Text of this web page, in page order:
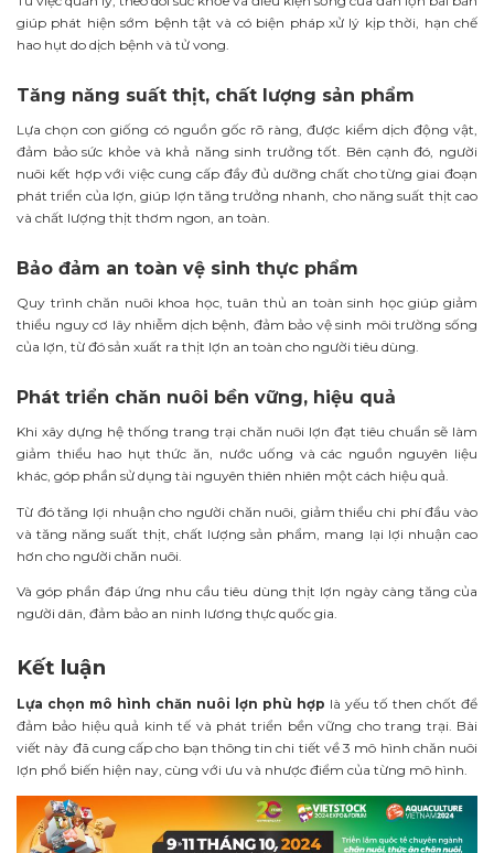
giúp phát hiện sớm bệnh tật và có biện pháp xử lý kịp thời, hạn chế
hao hụt do dịch bệnh và tử vong.
Tăng năng suất thịt, chất lượng sản phẩm
Lựa chọn con giống có nguồn gốc rõ ràng, được kiểm dịch động vật,
đảm bảo sức khỏe và khả năng sinh trưởng tốt. Bên cạnh đó, người
nuôi kết hợp với việc cung cấp đầy đủ dưỡng chất cho từng giai đoạn
phát triển của lợn, giúp lợn tăng trưởng nhanh, cho năng suất thịt cao
và chất lượng thịt thơm ngon, an toàn.
Bảo đảm an toàn vệ sinh thực phẩm
Quy trình chăn nuôi khoa học, tuân thủ an toàn sinh học giúp giảm
thiểu nguy cơ lây nhiễm dịch bệnh, đảm bảo vệ sinh môi trường sống
của lợn, từ đó sản xuất ra thịt lợn an toàn cho người tiêu dùng.
Phát triển chăn nuôi bền vững, hiệu quả
Khi xây dựng hệ thống trang trại chăn nuôi lợn đạt tiêu chuẩn sẽ làm
giảm thiểu hao hụt thức ăn, nước uống và các nguồn nguyên liệu
khác, góp phần sử dụng tài nguyên thiên nhiên một cách hiệu quả.
Từ đó tăng lợi nhuận cho người chăn nuôi, giảm thiểu chi phí đầu vào
và tăng năng suất thịt, chất lượng sản phẩm, mang lại lợi nhuận cao
hơn cho người chăn nuôi.
Và góp phần đáp ứng nhu cầu tiêu dùng thịt lợn ngày càng tăng của
người dân, đảm bảo an ninh lương thực quốc gia.
Kết luận
Lựa chọn mô hình chăn nuôi lợn phù hợp là yếu tố then chốt để
đảm bảo hiệu quả kinh tế và phát triển bền vững cho trang trại. Bài
viết này đã cung cấp cho bạn thông tin chi tiết về 3 mô hình chăn nuôi
lợn phổ biến hiện nay, cùng với ưu và nhược điểm của từng mô hình.